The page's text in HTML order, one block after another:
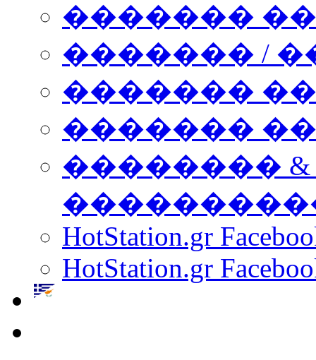
�������
������� /
�������
������� ���
��������
HotStation.gr
HotStation.gr